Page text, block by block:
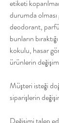
etiketi
durumda
deodorant,
bunların
kokulu, hasar
ürünlerin
Müşteri isteği
siparişlerin
Değişimi talep